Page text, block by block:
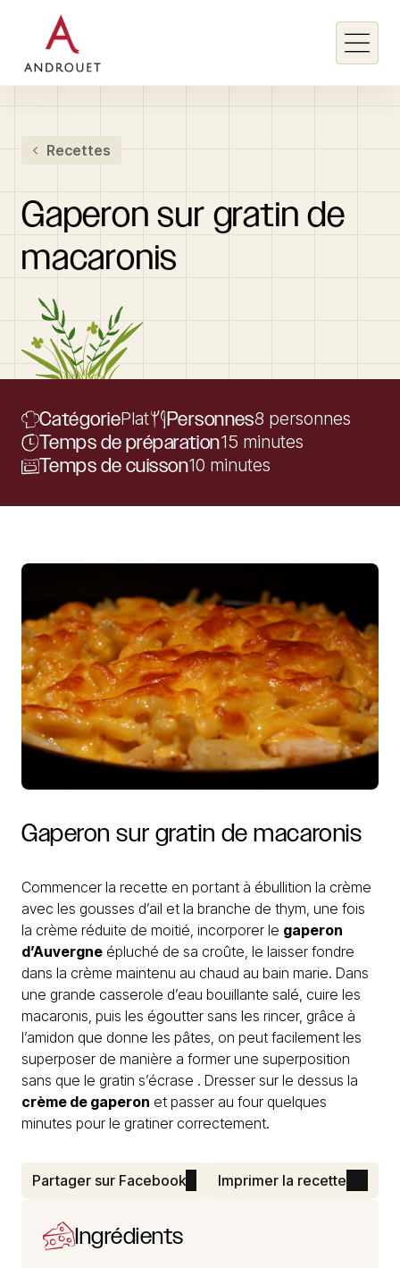
Rechercher un mot clé
Recettes
Gaperon sur gratin de
macaronis
CatégoriePlat Personnes8 personnes
Temps de préparation15 minutes
Temps de cuisson10 minutes
Gaperon sur gratin de macaronis
Commencer la recette en portant à ébullition la crème
avec les gousses d’ail et la branche de thym, une fois
la crème réduite de moitié, incorporer le gaperon
d’Auvergne épluché de sa croûte, le laisser fondre
dans la crème maintenu au chaud au bain marie. Dans
une grande casserole d’eau bouillante salé, cuire les
macaronis, puis les égoutter sans les rincer, grâce à
l’amidon que donne les pâtes, on peut facilement les
superposer de manière a former une superposition
sans que le gratin s’écrase . Dresser sur le dessus la
crème de gaperon et passer au four quelques
minutes pour le gratiner correctement.
Partager sur Facebook Imprimer la recette
Ingrédients